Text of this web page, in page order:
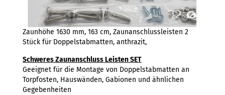
Zaunhöhe 1630 mm, 163 cm, Zaunanschlussleisten 2
Stück für Doppelstabmatten, anthrazit,
Schweres Zaunanschluss Leisten SET
Geeignet für die Montage von Doppelstabmatten an
Torpfosten, Hauswänden, Gabionen und ähnlichen
Gegebenheiten